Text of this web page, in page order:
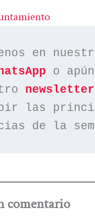
en
o
newsletter
las
de la
comentario